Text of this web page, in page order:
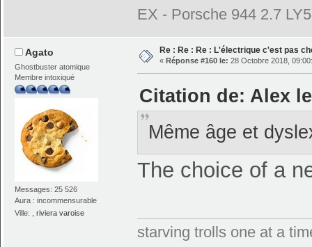
EX - Porsche 944 2.7
Agato
Ghostbuster atomique
Membre intoxiqué
Messages: 25 526
Aura : incommensurable
Ville:
, riviera varoise
Re : Re : Re : L'électrique c'est pas
« Réponse #160 le: 28 Octobre 2018,
Citation de: Alex
Même âge et
The choice of a
starving trolls one at a